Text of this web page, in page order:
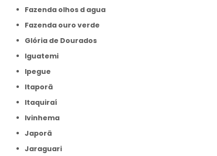
Fazenda olhos d agua
Fazenda ouro verde
Glória de Dourados
Iguatemi
Ipegue
Itaporã
Itaquiraí
Ivinhema
Japorã
Jaraguari